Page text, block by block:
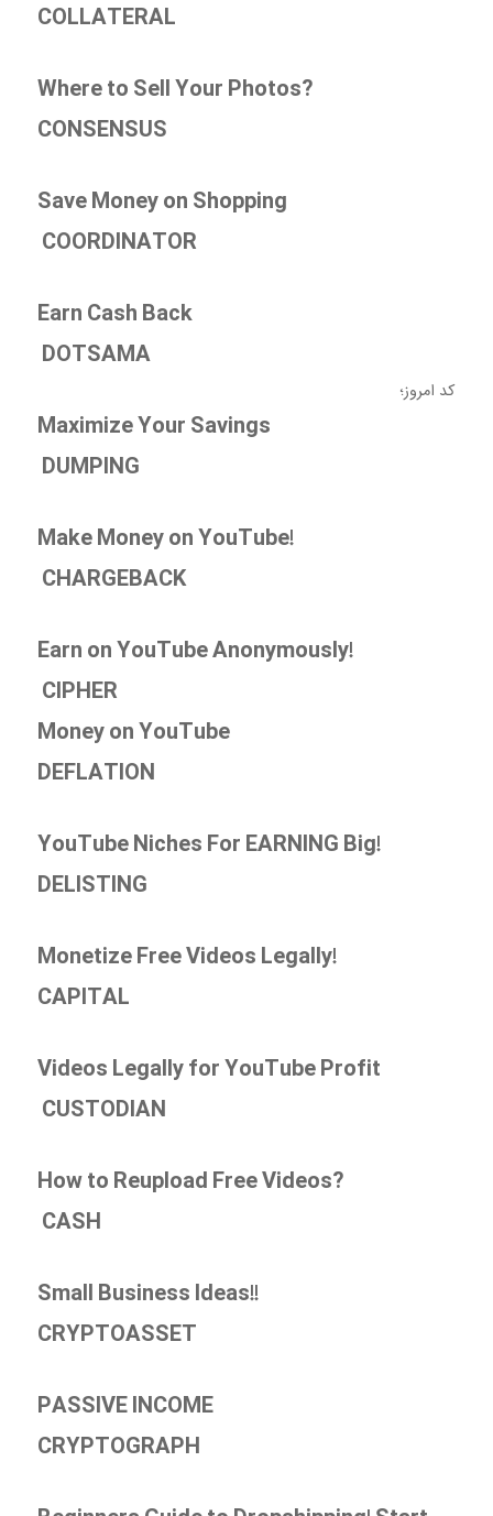
COLLATERAL
Where to Sell Your Photos?
CONSENSUS
Save Money on Shopping
COORDINATOR
Earn Cash Back
DOTSAMA
کد امروز؛
Maximize Your Savings
DUMPING
Make Money on YouTube!
CHARGEBACK
Earn on YouTube Anonymously!
CIPHER
Money on YouTube
DEFLATION
YouTube Niches For EARNING Big!
DELISTING
Monetize Free Videos Legally!
CAPITAL
Videos Legally for YouTube Profit
CUSTODIAN
How to Reupload Free Videos?
CASH
Small Business Ideas!!
CRYPTOASSET
PASSIVE INCOME
CRYPTOGRAPH